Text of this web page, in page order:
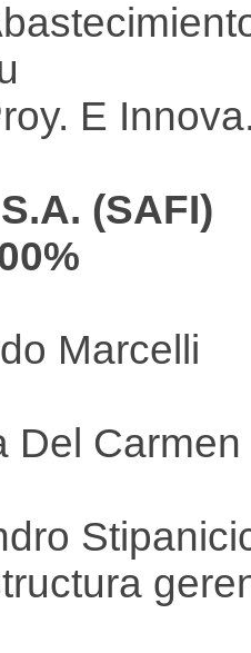
E
(SAFI)
Marcelli
Del